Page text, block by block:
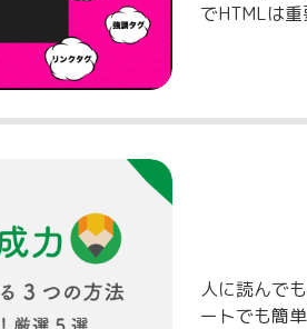
でHTMLは
人に読んで
ートでも簡